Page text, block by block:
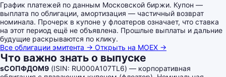
График платежей по данным Московской биржи. Купон —
выплата по облигации, амортизация — частичный возврат
номинала. Прочерк в купоне у флоатеров означает, что ставка
на этот период ещё не объявлена. Прошлые выплаты и дальние
будущие раскрываются по клику.
Все облигации эмитента → Открыть на MOEX →
Что важно знать о выпуске
sСОПФДОМ9 (ISIN: RU000A107TL6) — корпоративная